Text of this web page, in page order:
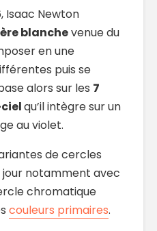
Isaac Newton
blanchevenue du
en une
puis se
alors sur les 7
qu’il intègre sur un
au violet.
de cercles
notamment avec
chromatique
couleurs primaires.